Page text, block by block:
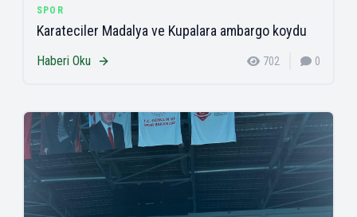
SPOR
Karateciler Madalya ve Kupalara ambargo koydu
Haberi Oku 702 0